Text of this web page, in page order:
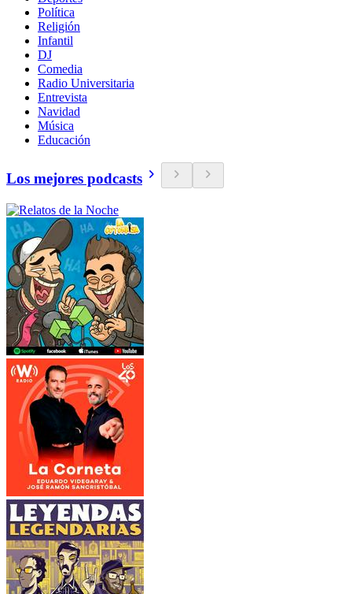
Política
Religión
Infantil
DJ
Comedia
Radio Universitaria
Entrevista
Navidad
Música
Educación
Los mejores podcasts